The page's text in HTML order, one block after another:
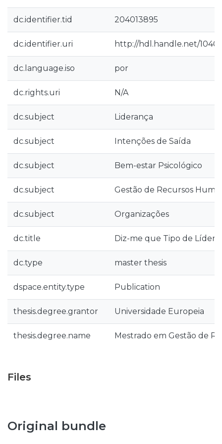
dc.identifier.tid 204013895
dc.identifier.uri http://hdl.handle.net/
dc.language.iso por
dc.rights.uri N/A
dc.subject Liderança
dc.subject Intenções de Saída
dc.subject Bem-estar Psicológico
dc.subject Gestão de Recursos
dc.subject Organizações
dc.title Diz-me que Tipo de Líder
dc.type master thesis
dspace.entity.type Publication
thesis.degree.grantor Universidade Europeia
thesis.degree.name Mestrado em Gestão de
Files
Original bundle